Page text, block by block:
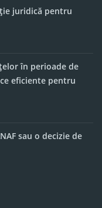
juridică pentru
în perioade de
eficiente pentru
sau o decizie de